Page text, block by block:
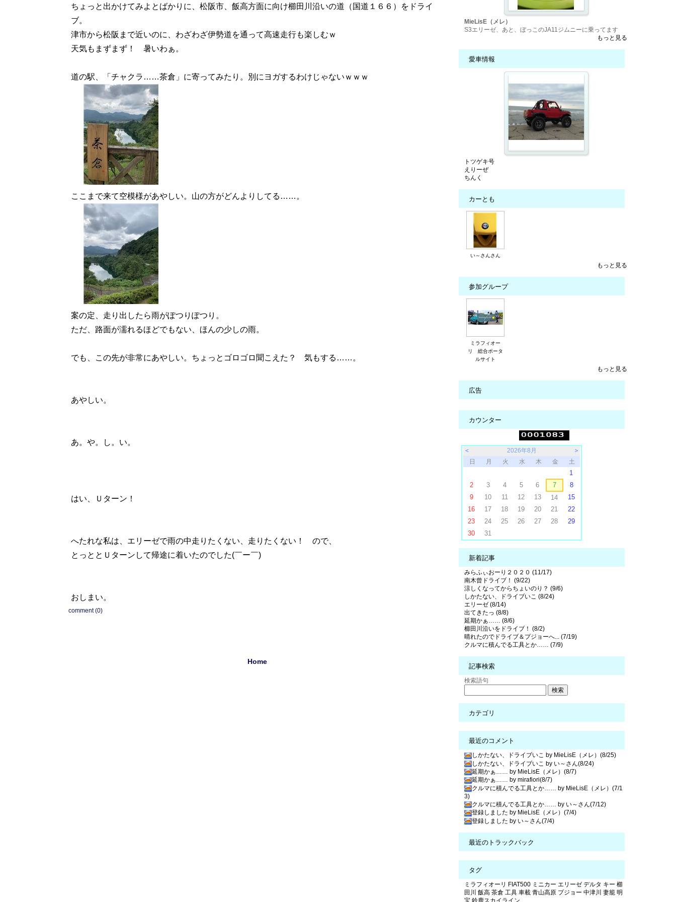
ちょっと出かけてみよとばかりに、松阪市、飯高方面に向け櫛田川沿いの道（国道１６６）をドライ
ブ。
津市から松阪まで近いのに、わざわざ伊勢道を通って高速走行も楽しむｗ
天気もまずまず！ 暑いわぁ。
道の駅、「チャクラ……茶倉」に寄ってみたり。別にヨガするわけじゃないｗｗｗ
ここまで来て空模様があやしい。山の方がどんよりしてる……。
案の定、走り出したら雨がぽつりぽつり。
ただ、路面が濡れるほどでもない、ほんの少しの雨。
でも、この先が非常にあやしい。ちょっとゴロゴロ聞こえた？ 気もする……。
あやしい。
あ。や。し。い。
はい、Ｕターン！
へたれな私は、エリーゼで雨の中走りたくない、走りたくない！ ので、
とっととＵターンして帰途に着いたのでした(￣ー￣)
おしまい。
comment (0)
Home
MieLisE（メレ）
S3エリーゼ、あと、ぼっこのJA11ジムニーに乗ってます
もっと見る
愛車情報
トツゲキ号
えりーぜ
ちんく
カーとも
い～さんさん
もっと見る
参加グループ
ミラフィオー
リ 総合ポータ
ルサイト
もっと見る
広告
カウンター
＜ 2026年8月
＞
日
月 火 水 木 金 土
1
2
3 4 5 6 7
8
9
10 11 12 13 14
15
16
17 18 19 20 21
22
23
24 25 26 27 28
29
30
31
新着記事
みらふぃおーり２０２０ (11/17)
南木曾ドライブ！ (9/22)
涼しくなってからちょいのり？ (9/6)
しかたない、ドライブいこ (8/24)
エリーゼ (8/14)
出てきたっ (8/8)
延期かぁ…… (8/6)
櫛田川沿いをドライブ！ (8/2)
晴れたのでドライブ＆プジョーへ... (7/19)
クルマに積んでる工具とか…… (7/9)
記事検索
検索語句
カテゴリ
最近のコメント
しかたない、ドライブいこ by MieLisE（メレ）(8/25)
しかたない、ドライブいこ by い～さん(8/24)
延期かぁ…… by MieLisE（メレ）(8/7)
延期かぁ…… by mirafiori(8/7)
クルマに積んでる工具とか…… by MieLisE（メレ）(7/1
3)
クルマに積んでる工具とか…… by い～さん(7/12)
登録しました by MieLisE（メレ）(7/4)
登録しました by い～さん(7/4)
最近のトラックバック
タグ
ミラフィオーリ FIAT500 ミニカー エリーゼ デルタ キー 櫛
田川 飯高 茶倉 工具 車載 青山高原 プジョー 中津川 妻籠 明
宝 鈴鹿スカイライン